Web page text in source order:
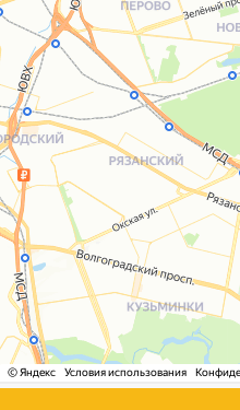
Сайт разработала bogachevas
help@upakovali.online
005-03-13